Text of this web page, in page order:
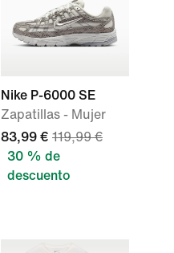
Nike P-6000 SE
Zapatillas - Mujer
83,99 € 119,99 €
30 % de
descuento